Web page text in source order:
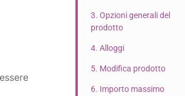
3. Opzioni generali del
prodotto
4. Alloggi
5. Modifica prodotto
6. Importo massimo